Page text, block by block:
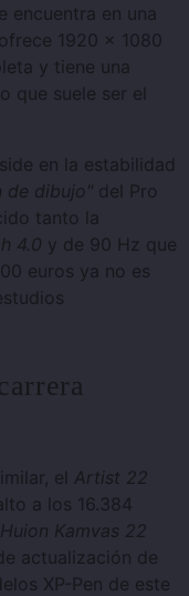
encuentra en una
1920 x 1080
y tiene una
que suele ser el
en la estabilidad
de dibujo" del Pro
tanto la
4.0 y de 90 Hz que
euros ya no es
el Artist 22
a los 16.384
Huion Kamvas 22
actualización de
XP-Pen de este